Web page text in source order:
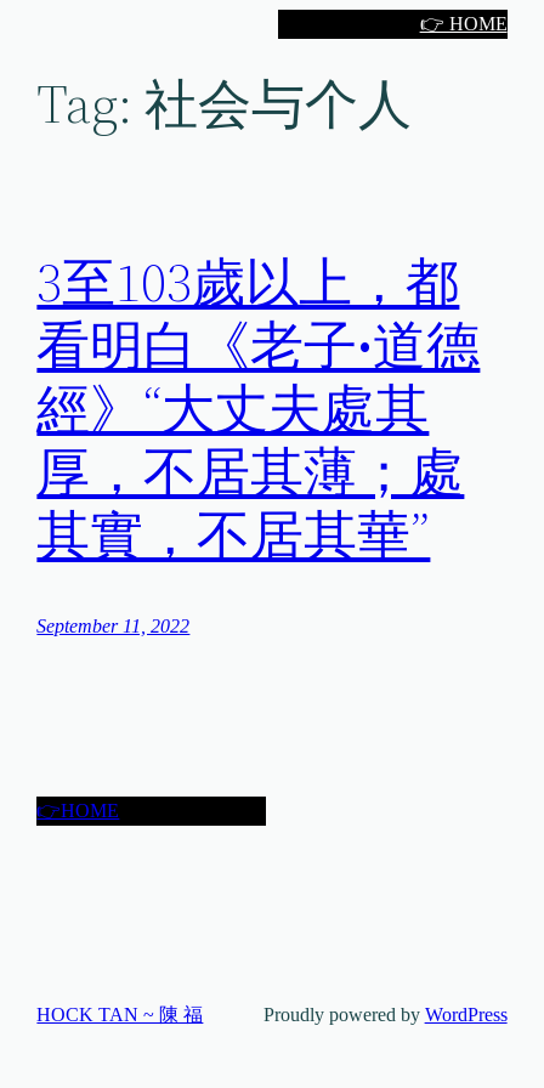
👉 HOME
Tag:社会与个人
3至103歲以上，都
看明白《老子•道德
經》“大丈夫處其
厚，不居其薄；處
其實，不居其華”
September 11, 2022
👉HOME
HOCK TAN ~ 陳 福 Proudly powered by WordPress